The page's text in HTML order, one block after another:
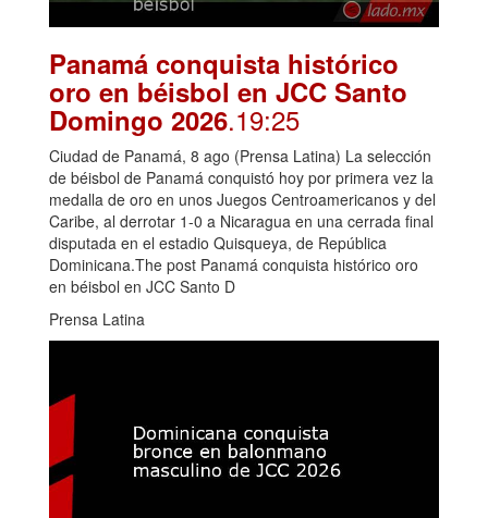
Panamá conquista histórico
oro en béisbol en JCC Santo
Domingo 2026.19:25
Ciudad de Panamá, 8 ago (Prensa Latina) La selección
de béisbol de Panamá conquistó hoy por primera vez la
medalla de oro en unos Juegos Centroamericanos y del
Caribe, al derrotar 1-0 a Nicaragua en una cerrada final
disputada en el estadio Quisqueya, de República
Dominicana.The post Panamá conquista histórico oro
en béisbol en JCC Santo D
Prensa Latina